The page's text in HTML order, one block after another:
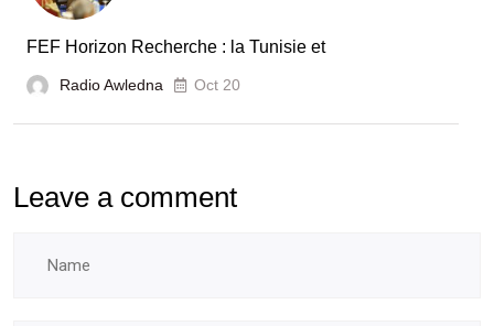
FEF Horizon Recherche : la Tunisie et
Radio Awledna Oct 20
Leave a comment